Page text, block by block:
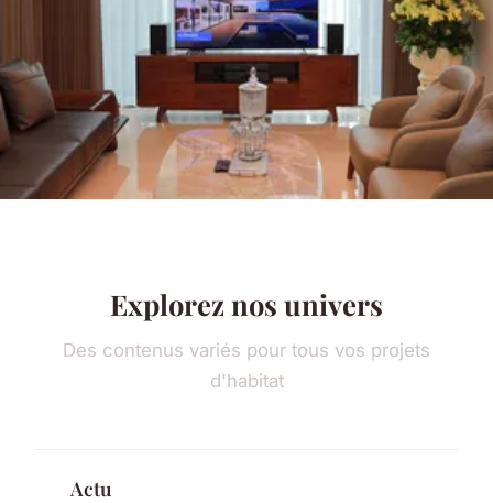
Explorez nos univers
Des contenus variés pour tous vos projets
d'habitat
Actu